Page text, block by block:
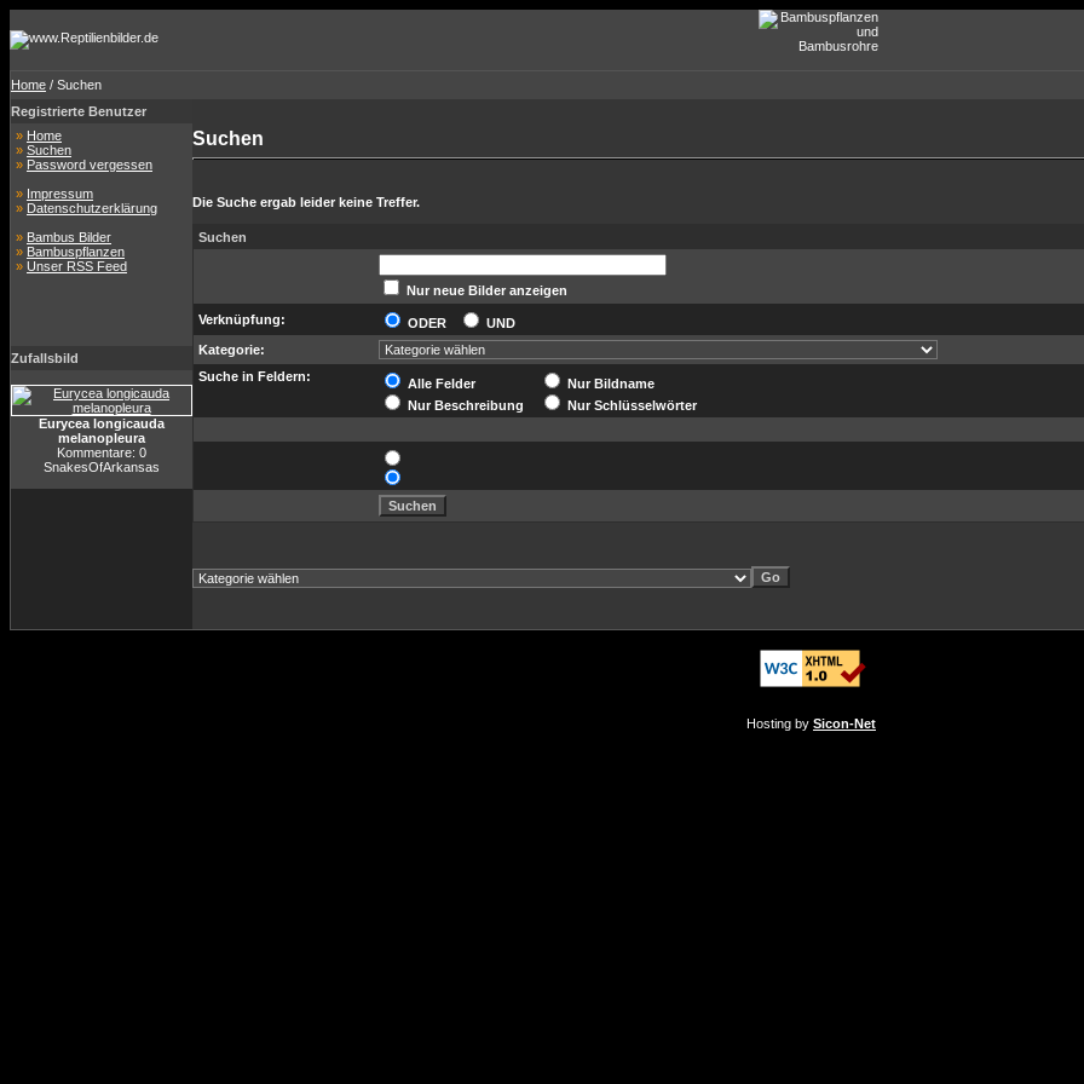
Home / Suchen
Registrierte Benutzer
» Home
» Suchen
» Password vergessen
» Impressum
» Datenschutzerklärung
» Bambus Bilder
» Bambuspflanzen
» Unser RSS Feed
Zufallsbild
Eurycea longicauda
melanopleura
Kommentare: 0
SnakesOfArkansas
Suchen
Die Suche ergab leider keine Treffer.
Suchen
Nur neue Bilder anzeigen
Verknüpfung:
ODER
UND
Kategorie:
Suche in Feldern:
Alle Felder
Nur Bildname
Nur Beschreibung
Nur Schlüsselwörter
Hosting by Sicon-Net